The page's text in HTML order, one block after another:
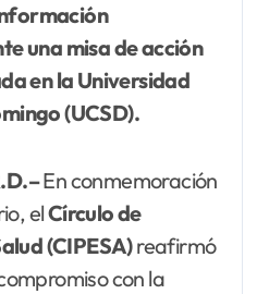
una misa de acción
en la Universidad
(UCSD).
En conmemoración
elCírculo de
(CIPESA)reafirmó
con la